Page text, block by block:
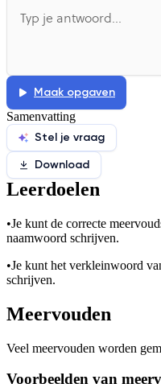
Maak opgaven
Samenvatting
Stel je vraag
Download
Leerdoelen
•Je kunt de correcte
naamwoord schrijven.
•Je kunt het verkleinwoord
schrijven.
Meervouden
Veel meervouden worden
Voorbeelden van